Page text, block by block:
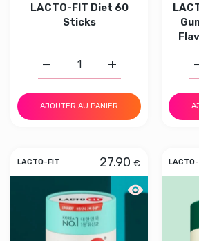
LACTO-FIT Diet 60
Sticks
Augmenter la
Augmenter la quantité de
AJOUTER AU PANIER
LACTO-FIT 27.90 €
Aperçu rapide